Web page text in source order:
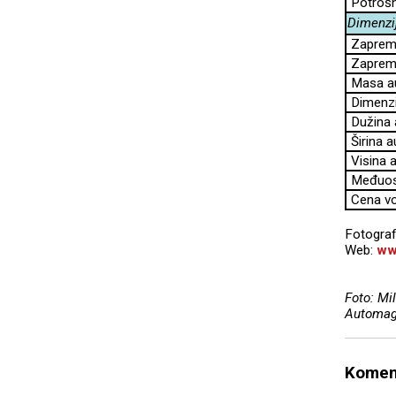
Masa
Dužina
Širina
Visina
Cena
Web:
Foto: